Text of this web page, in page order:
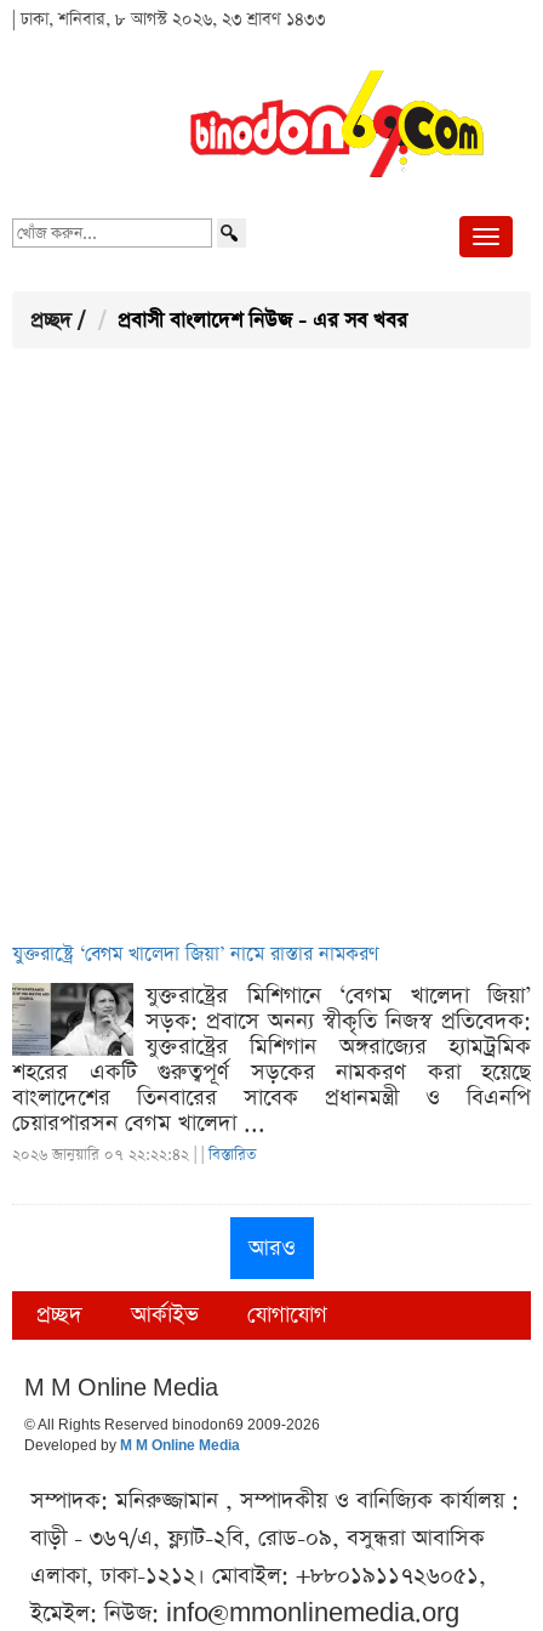
| ঢাকা, শনিবার, ৮ আগস্ট ২০২৬, ২৩ শ্রাবণ ১৪৩৩
খোঁজ
প্রচ্ছদ / প্রবাসী বাংলাদেশ নিউজ - এর সব খবর
যুক্তরাষ্ট্রে ‘বেগম খালেদা জিয়া’ নামে রাস্তার নামকরণ
যুক্তরাষ্ট্রের মিশিগানে ‘বেগম খালেদা জিয়া’
সড়ক: প্রবাসে অনন্য স্বীকৃতি নিজস্ব প্রতিবেদক:
যুক্তরাষ্ট্রের মিশিগান অঙ্গরাজ্যের হ্যামট্রমিক
শহরের একটি গুরুত্বপূর্ণ সড়কের নামকরণ করা হয়েছে
বাংলাদেশের তিনবারের সাবেক প্রধানমন্ত্রী ও বিএনপি
চেয়ারপারসন বেগম খালেদা ...
২০২৬ জানুয়ারি ০৭ ২২:২২:৪২ | |বিস্তারিত
আরও
প্রচ্ছদ আর্কাইভ যোগাযোগ
M M Online Media
© All Rights Reserved binodon69 2009-2026
Developed by M M Online Media
সম্পাদক: মনিরুজ্জামান , সম্পাদকীয় ও বানিজ্যিক কার্যালয় :
বাড়ী - ৩৬৭/এ, ফ্ল্যাট-২বি, রোড-০৯, বসুন্ধরা আবাসিক
এলাকা, ঢাকা-১২১২। মোবাইল: +৮৮০১৯১১৭২৬০৫১,
ইমেইল: নিউজ: info@mmonlinemedia.org